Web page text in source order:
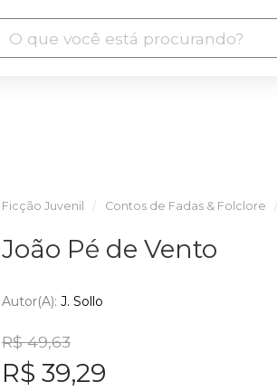
Ficção Juvenil Contos de Fadas & Folclore
João Pé de Vento
Autor(a): J. Sollo
R$ 49,63
R$ 39,29